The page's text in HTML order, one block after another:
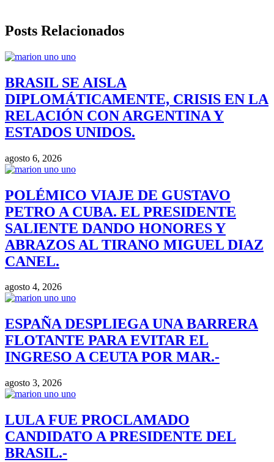
Posts Relacionados
BRASIL SE AISLA
DIPLOMÁTICAMENTE, CRISIS EN LA
RELACIÓN CON ARGENTINA Y
ESTADOS UNIDOS.
agosto 6, 2026
POLÉMICO VIAJE DE GUSTAVO
PETRO A CUBA. EL PRESIDENTE
SALIENTE DANDO HONORES Y
ABRAZOS AL TIRANO MIGUEL DIAZ
CANEL.
agosto 4, 2026
ESPAÑA DESPLIEGA UNA BARRERA
FLOTANTE PARA EVITAR EL
INGRESO A CEUTA POR MAR.-
agosto 3, 2026
LULA FUE PROCLAMADO
CANDIDATO A PRESIDENTE DEL
BRASIL.-